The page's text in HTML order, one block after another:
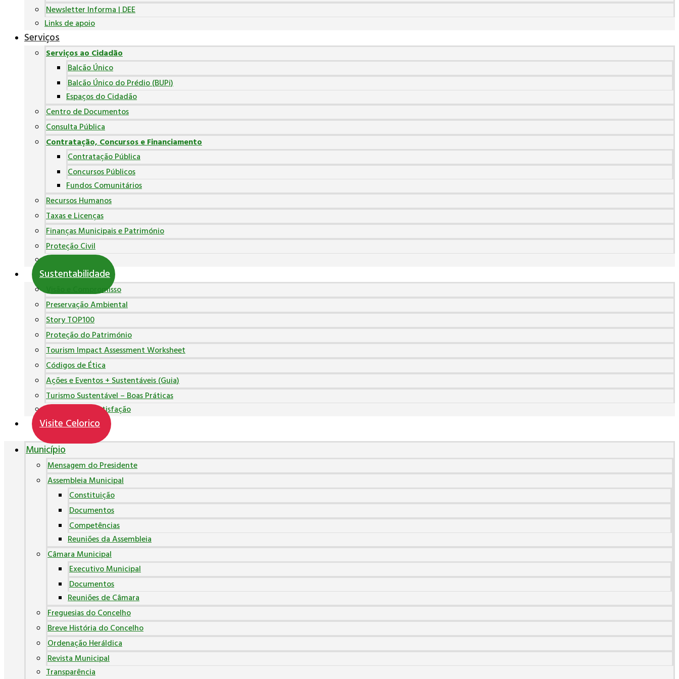
Newsletter Informa | DEE
Links de apoio
Serviços
Serviços ao Cidadão
Balcão Único
Balcão Único do Prédio (BUPi)
Espaços do Cidadão
Centro de Documentos
Consulta Pública
Contratação, Concursos e Financiamento
Contratação Pública
Concursos Públicos
Fundos Comunitários
Recursos Humanos
Taxas e Licenças
Finanças Municipais e Património
Proteção Civil
Polícia Municipal
Sustentabilidade
Visão e Compromisso
Preservação Ambiental
Story TOP100
Proteção do Património
Tourism Impact Assessment Worksheet
Códigos de Ética
Ações e Eventos + Sustentáveis (Guia)
Turismo Sustentável – Boas Práticas
Inquéritos de Satisfação
Visite Celorico
Município
Mensagem do Presidente
Assembleia Municipal
Constituição
Documentos
Competências
Reuniões da Assembleia
Câmara Municipal
Executivo Municipal
Documentos
Reuniões de Câmara
Freguesias do Concelho
Breve História do Concelho
Ordenação Heráldica
Revista Municipal
Transparência